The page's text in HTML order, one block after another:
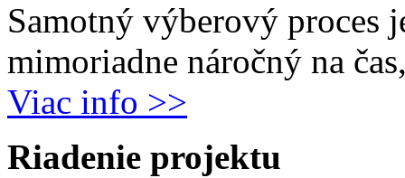
Samotný výberový proces
mimoriadne náročný na
Viac info >>
Riadenie projektu